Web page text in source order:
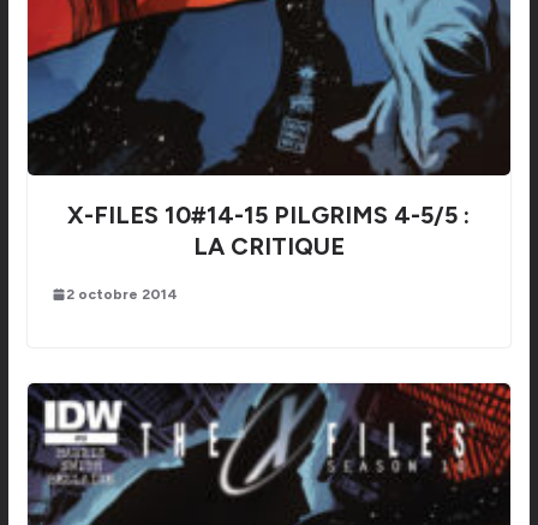
X-FILES 10#14-15 PILGRIMS 4-5/5 :
LA CRITIQUE
2 octobre 2014